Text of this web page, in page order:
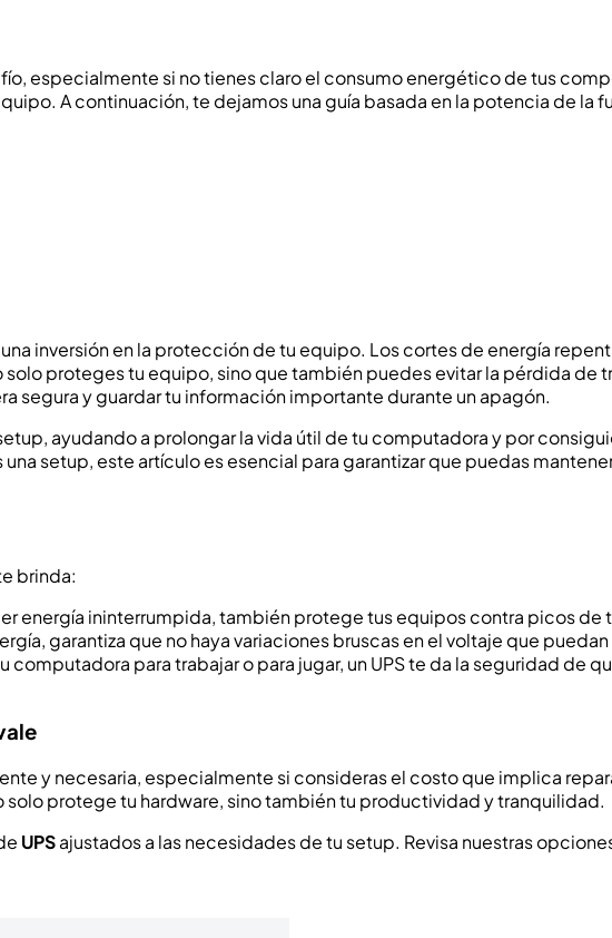
especialmente si no tienes claro el consumo energético de tus
A continuación, te dejamos una guía basada en la potencia de la
inversión en la protección de tu equipo. Los cortes de energía
proteges tu equipo, sino que también puedes evitar la pérdida de
segura y guardar tu información importante durante un apagón.
ayudando a prolongar la vida útil de tu computadora y por
setup, este artículo es esencial para garantizar que puedas
brinda:
energía ininterrumpida, también protege tus equipos contra picos de
garantiza que no haya variaciones bruscas en el voltaje que
computadora para trabajar o para jugar, un UPS te da la seguridad de
y necesaria, especialmente si consideras el costo que implica
solo protege tu hardware, sino también tu productividad y tranquilidad.
UPSajustados a las necesidades de tu setup. Revisa nuestras